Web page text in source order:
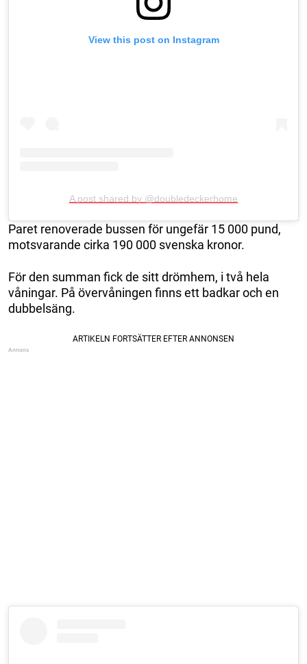
View this post on Instagram
A post shared by @doubledeckerhome
Paret renoverade bussen för ungefär 15 000 pund,
motsvarande cirka 190 000 svenska kronor.
För den summan fick de sitt drömhem, i två hela
våningar. På övervåningen finns ett badkar och en
dubbelsäng.